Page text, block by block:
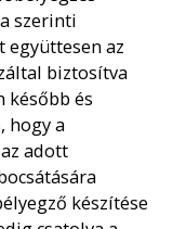
szerinti
az
biztosítva
később és
hogy a
adott
készítése